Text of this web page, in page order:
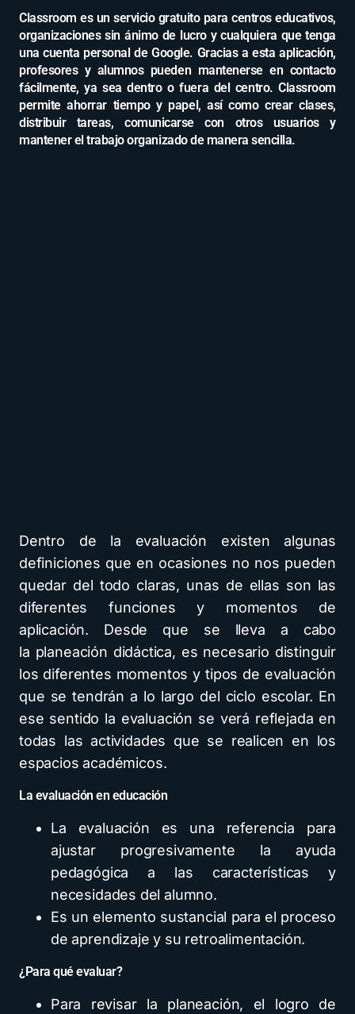
Classroom es un servicio gratuito para centros educativos,
organizaciones sin ánimo de lucro y cualquiera que tenga
una cuenta personal de Google. Gracias a esta aplicación,
profesores y alumnos pueden mantenerse en contacto
fácilmente, ya sea dentro o fuera del centro. Classroom
permite ahorrar tiempo y papel, así como crear clases,
distribuir tareas, comunicarse con otros usuarios y
mantener el trabajo organizado de manera sencilla.
Dentro de la evaluación existen algunas
definiciones que en ocasiones no nos pueden
quedar del todo claras, unas de ellas son las
diferentes funciones y momentos de
aplicación. Desde que se lleva a cabo
la planeación didáctica, es necesario distinguir
los diferentes momentos y tipos de evaluación
que se tendrán a lo largo del ciclo escolar. En
ese sentido la evaluación se verá reflejada en
todas las actividades que se realicen en los
espacios académicos.
La evaluación en educación
La evaluación es una referencia para
ajustar progresivamente la ayuda
pedagógica a las características y
necesidades del alumno.
Es un elemento sustancial para el proceso
de aprendizaje y su retroalimentación.
¿Para qué evaluar?
Para revisar la planeación, el logro de